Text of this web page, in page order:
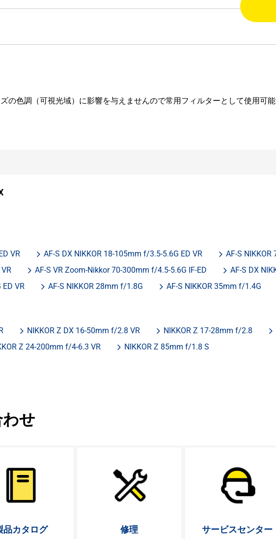
の色調（可視光域）に影響を与えませんので常用フィルターとして使用可
VR AF-S DX NIKKOR 18-105mm f/3.5-5.6G ED VR
AF-S
AF-S VR Zoom-Nikkor 70-300mm f/4.5-5.6G IF-ED
AF-S DX
VR
AF-S NIKKOR 28mm f/1.8G AF-S NIKKOR 35mm f/1.4G
NIKKOR Z DX 16-50mm f/2.8 VR NIKKOR Z 17-28mm f/2.8
Z 24-200mm f/4-6.3 VR NIKKOR Z 85mm f/1.8 S
せ
品カタログ 修理 サービスセンター